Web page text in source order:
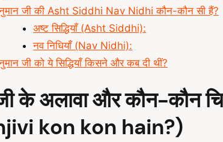
जी की Asht Siddhi Nav Nidhi कौन-कौन सी हैं?
अष्ट सिद्धियाँ (Asht Siddhi):
नव निधियाँ (Nav Nidhi):
जी को ये सिद्धियाँ किसने और कब दी थीं?
के अलावा और कौन-कौन
kon kon hain?)